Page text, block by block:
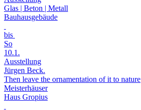
Glas | Beton | Metall
Bauhausgebäude
bis
So
10.1.
Ausstellung
Jürgen Beck.
Then leave the ornamentation of it to nature
Meisterhäuser
Haus Gropius